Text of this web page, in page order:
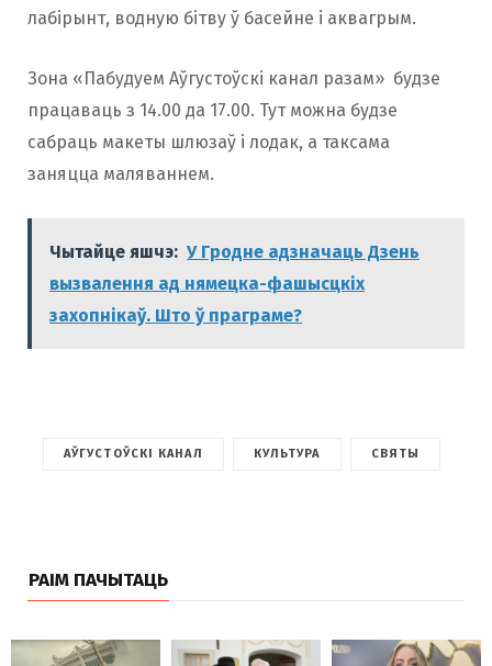
лабірынт, водную бітву ў басейне і аквагрым.
Зона «Пабудуем Аўгустоўскі канал разам» будзе
працаваць з 14.00 да 17.00. Тут можна будзе
сабраць макеты шлюзаў і лодак, а таксама
заняцца маляваннем.
Чытайце яшчэ: У Гродне адзначаць Дзень
вызвалення ад нямецка-фашысцкіх
захопнікаў. Што ў праграме?
АЎГУСТОЎСКІ КАНАЛ КУЛЬТУРА СВЯТЫ
РАІМ ПАЧЫТАЦЬ